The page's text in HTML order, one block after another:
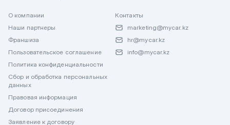
О компании
Наши партнеры
Франшиза
Пользовательское соглашение
Политика конфиденциальности
Сбор и обработка персональных
данных
Правовая информация
Договор присоединения
Заявление к договору
Контакты
marketing@mycar.kz
hr@mycar.kz
info@mycar.kz